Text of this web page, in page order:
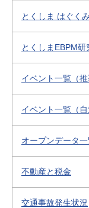
とくしま はぐく
とくしまEBPM研
イベント一覧（推
イベント一覧（
オープンデータ
不動産と税金
交通事故発生状況